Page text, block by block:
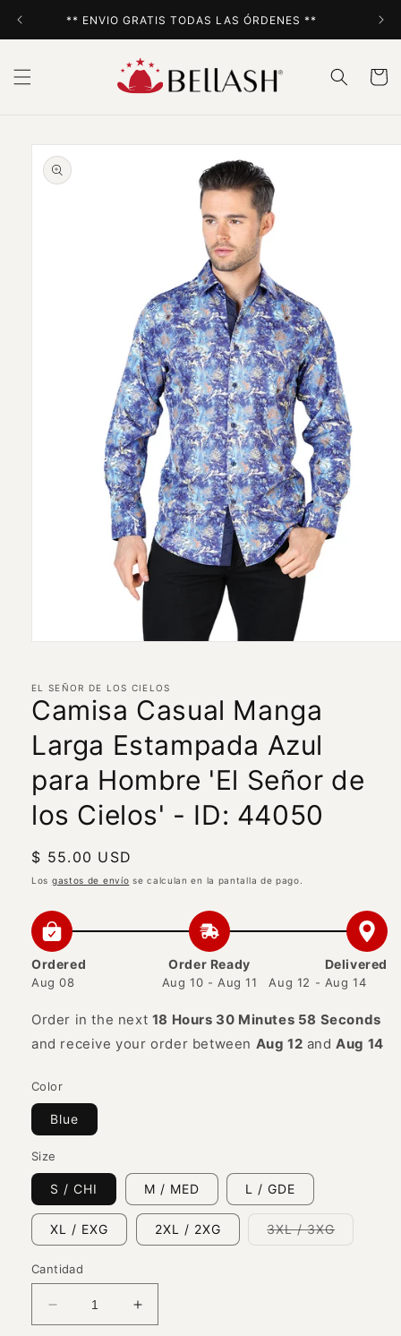
directamente
al contenido
** ENVIO GRATIS TODAS LAS ÓRDENES **
Carrito
directamente
información
1
en
una
modal
EL SEÑOR DE LOS CIELOS
Camisa Casual Manga
Larga Estampada Azul
para Hombre 'El Señor de
los Cielos' - ID: 44050
Precio
habitual
$ 55.00 USD
Los gastos de envío se calculan en la pantalla de pago.
Ordered
Aug 08
Order Ready
Aug 10 - Aug 11
Delivered
Aug 12 - Aug 14
Order in the next 18 Hours 30 Minutes 58 Seconds
and receive your order between Aug 12 andAug 14
Color
Blue
Size
S / CHI M / MED L / GDE
XL / EXG 2XL / 2XG 3XL / 3XGVariante
agotada
Cantidad
Reducir
cantidad
Aumentar
cantidad